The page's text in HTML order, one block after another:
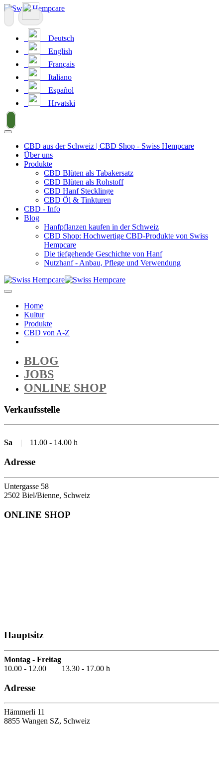
Deutsch
English
Français
Italiano
Español
Hrvatski
CBD aus der Schweiz | CBD Shop - Swiss Hempcare
Über uns
Produkte
CBD Blüten als Tabakersatz
CBD Blüten als Rohstoff
CBD Hanf Stecklinge
CBD Öl & Tinkturen
CBD - Info
Blog
Hanfpflanzen kaufen in der Schweiz
CBD Shop: Hochwertige CBD-Produkte von Swiss
Hempcare
Die tiefgehende Geschichte von Hanf
Nutzhanf - Anbau, Pflege und Verwendung
Home
Kultur
Produkte
CBD von A-Z
BLOG
JOBS
ONLINE SHOP
Verkaufsstelle
Sa | 11.00 - 14.00 h
Adresse
Untergasse 58
2502 Biel/Bienne, Schweiz
ONLINE SHOP
Hauptsitz
Montag - Freitag
10.00 - 12.00
| 13.30 - 17.00 h
Adresse
Hämmerli 11
8855 Wangen SZ, Schweiz